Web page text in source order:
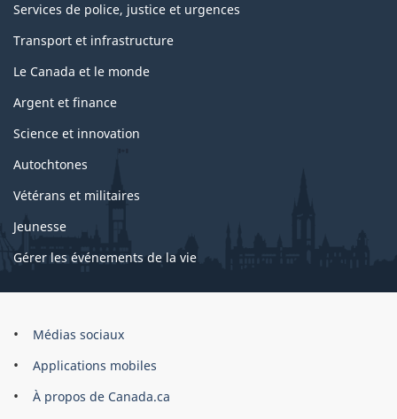
Services de police, justice et urgences
Transport et infrastructure
Le Canada et le monde
Argent et finance
Science et innovation
Autochtones
Vétérans et militaires
Jeunesse
Gérer les événements de la vie
Organisation
gouvernement
du
Canada
Médias sociaux
Applications mobiles
À propos de Canada.ca